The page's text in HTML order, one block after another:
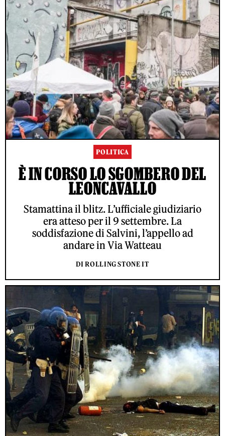
POLITICA
È IN CORSO LO SGOMBERO DEL
LEONCAVALLO
Stamattina il blitz. L’ufficiale giudiziario
era atteso per il 9 settembre. La
soddisfazione di Salvini, l’appello ad
andare in Via Watteau
DI ROLLING STONE IT